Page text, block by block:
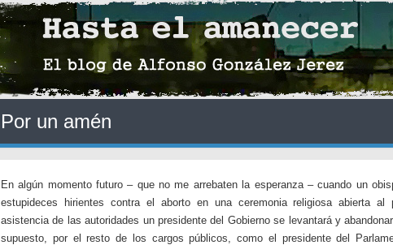
Por un amén
En algún momento futuro – que no me arrebaten la esperanza – cuando un
estupideces hirientes contra el aborto en una ceremonia religiosa abierta al
asistencia de las autoridades un presidente del Gobierno se levantará y
supuesto, por el resto de los cargos públicos, como el presidente del